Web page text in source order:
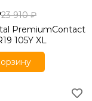
23 910 ₽
PremiumContact
105Y XL